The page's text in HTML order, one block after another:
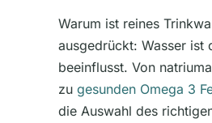
Warum ist reines
ausgedrückt: Wasser ist
beeinflusst. Von
zu gesunden Omega 3
die Auswahl des